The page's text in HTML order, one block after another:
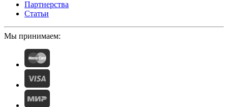
Партнерства
Статьи
Мы принимаем: